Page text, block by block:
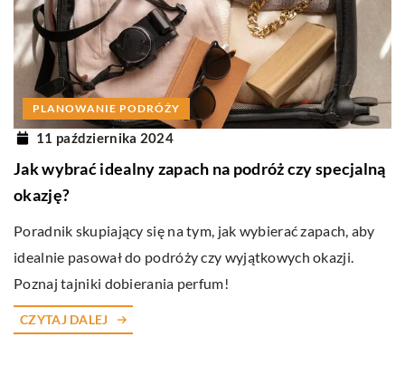
PLANOWANIE PODRÓŻY
11 października 2024
Jak wybrać idealny zapach na podróż czy specjalną
okazję?
Poradnik skupiający się na tym, jak wybierać zapach, aby
idealnie pasował do podróży czy wyjątkowych okazji.
Poznaj tajniki dobierania perfum!
CZYTAJ DALEJ